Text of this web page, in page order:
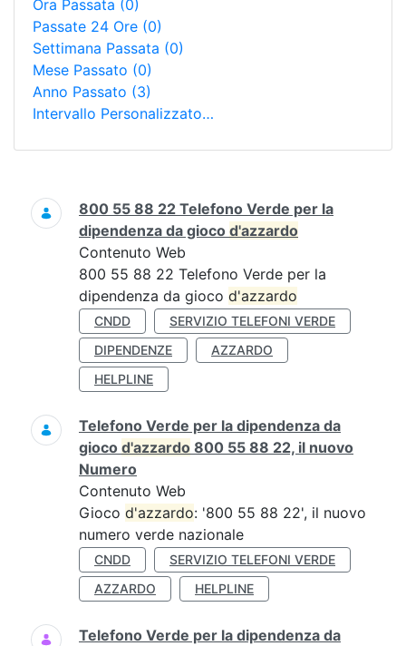
Ora Passata (0)
Passate 24 Ore (0)
Settimana Passata (0)
Mese Passato (0)
Anno Passato (3)
Intervallo Personalizzato…
Ricerca
800 55 88 22 Telefono Verde per la
dipendenza da gioco d'azzardo
Contenuto Web
800 55 88 22 Telefono Verde per la
dipendenza da gioco d'azzardo
CNDD
SERVIZIO TELEFONI VERDE
DIPENDENZE
AZZARDO
HELPLINE
Telefono Verde per la dipendenza da
gioco d'azzardo 800 55 88 22, il nuovo
Numero
Contenuto Web
Gioco d'azzardo: '800 55 88 22', il nuovo
numero verde nazionale
CNDD
SERVIZIO TELEFONI VERDE
AZZARDO
HELPLINE
Telefono Verde per la dipendenza da